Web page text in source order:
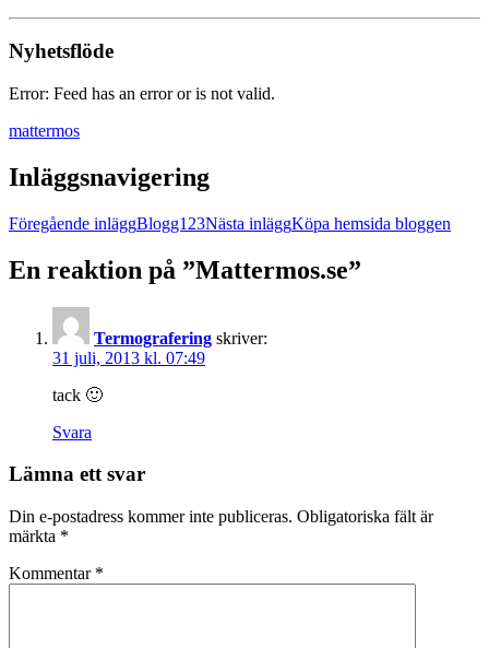
Nyhetsflöde
Error: Feed has an error or is not valid.
mattermos
Inläggsnavigering
Föregående inläggBlogg123Nästa inläggKöpa hemsida bloggen
En reaktion på ”Mattermos.se”
Termografering skriver:
31 juli, 2013 kl. 07:49
tack 🙂
Svara
Lämna ett svar
Din e-postadress kommer inte publiceras. Obligatoriska fält är
märkta *
Kommentar *